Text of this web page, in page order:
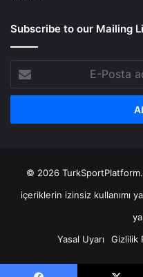
Subscribe to our Mailing
Posta
adresinizi
© 2026
içeriklerin izinsiz kullanımı
Yasal Uyarı
Gizlilik